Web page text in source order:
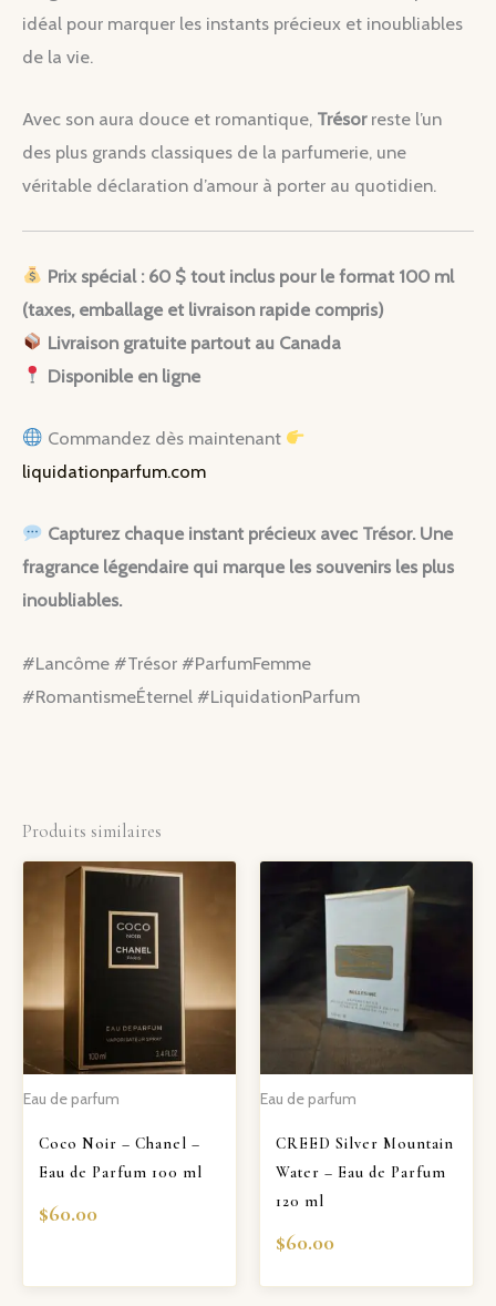
idéal pour marquer les instants précieux et inoubliables
de la vie.
Avec son aura douce et romantique, Trésorreste l’un
des plus grands classiques de la parfumerie, une
véritable déclaration d’amour à porter au quotidien.
Prix spécial : 60 $ tout inclus pour le format 100 ml
(taxes, emballage et livraison rapide compris)
Livraison gratuite partout au Canada
Disponible en ligne
Commandez dès maintenant
liquidationparfum.com
Capturez chaque instant précieux avec Trésor. Une
fragrance légendaire qui marque les souvenirs les plus
inoubliables.
#Lancôme #Trésor #ParfumFemme
#RomantismeÉternel #LiquidationParfum
Produits similaires
Eau de parfum
Coco Noir – Chanel –
Eau de Parfum 100 ml
$60.00
Eau de parfum
CREED Silver Mountain
Water – Eau de Parfum
120 ml
$60.00